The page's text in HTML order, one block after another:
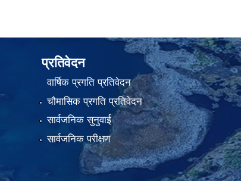
प्रतिवेदन
वार्षिक प्रगति प्रतिवेदन
चौमासिक प्रगति प्रतिवेदन
सार्वजनिक सुनुवाई
सार्वजनिक परीक्षण